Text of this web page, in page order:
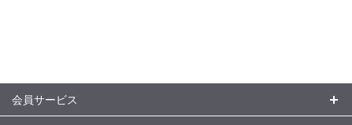
会員サービス